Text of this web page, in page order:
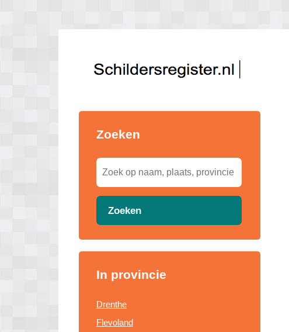
Zoeken
Zoeken
In provincie
Drenthe
Flevoland